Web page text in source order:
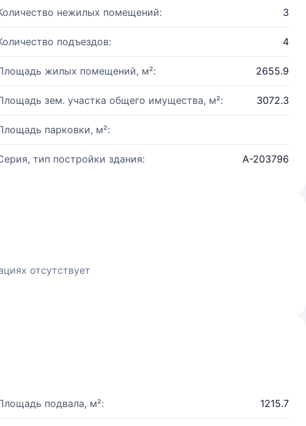
нежилых помещений: 3
подъездов: 4
жилых помещений, м²: 2655.9
зем. участка общего имущества, м²: 3072.3
парковки, м²:
тип постройки здания: А-203796
отсутствует
подвала, м²: 1215.7